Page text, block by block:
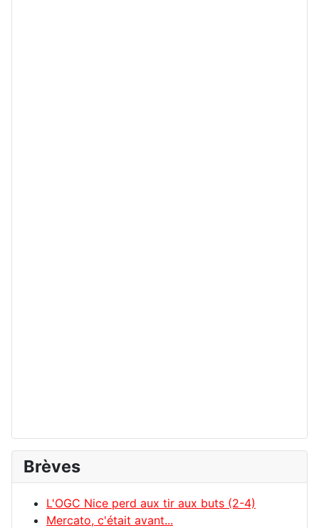
Brèves
L'OGC Nice perd aux tir aux buts (2-4)
Mercato, c'était avant...